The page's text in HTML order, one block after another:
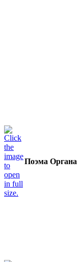
Поэма Органа